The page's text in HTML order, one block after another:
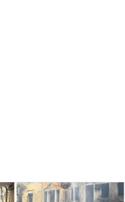
массированную
историческая часть
Фото и видео